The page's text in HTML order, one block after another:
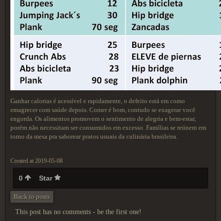
Ganhar calorias é acessível e rapidamente, o defeito está em como
emagrecer com saúde depois. Comer é bom, contudo se exagerar você
engorda. Os alimentos promovem o sentimento de alegria e bem-estar,
porém não necessitam ser consumidos em excesso. Famílias se reúnem em
torno da mesa pra saborear pratos usuais da culinária brasileira.
Created at 2019-05-08
0 Star
Back to posts
This post has no comments - be the first one!